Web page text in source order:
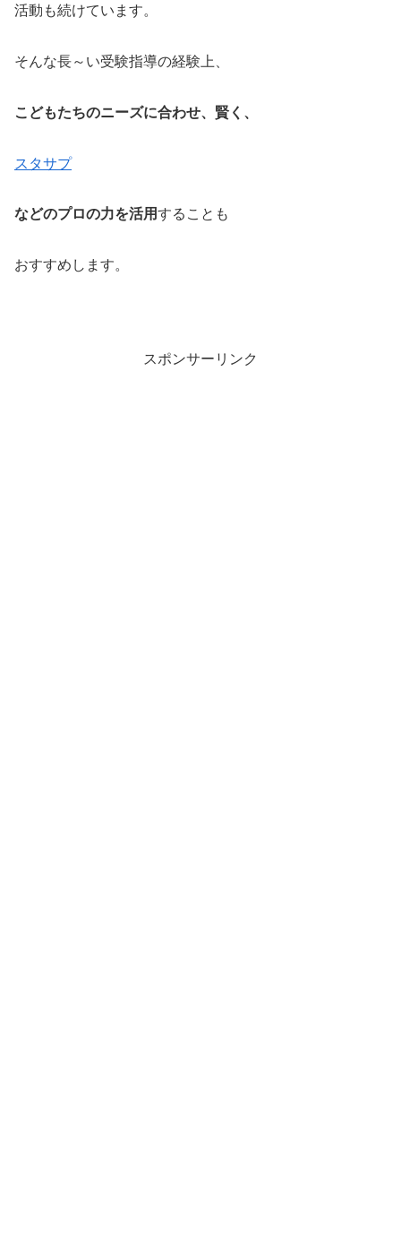
活動も続けています。
そんな長～い受験指導の経験上、
こどもたちのニーズに合わせ、賢く、
スタサプ
などのプロの力を活用することも
おすすめします。
スポンサーリンク